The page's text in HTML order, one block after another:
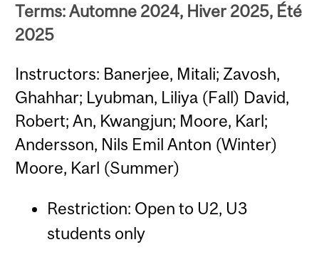
Terms: Automne 2024, Hiver 2025, Été
2025
Instructors: Banerjee, Mitali; Zavosh,
Ghahhar; Lyubman, Liliya (Fall) David,
Robert; An, Kwangjun; Moore, Karl;
Andersson, Nils Emil Anton (Winter)
Moore, Karl (Summer)
Restriction: Open to U2, U3
students only